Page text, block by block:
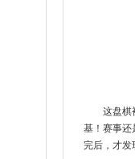
这盘棋
基！赛事还
完后，才发